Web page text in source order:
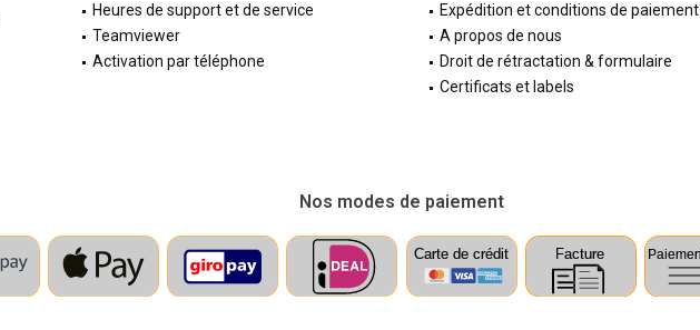
Heures de support et de service
Teamviewer
Activation par téléphone
Expédition et conditions de paiement
A propos de nous
Droit de rétractation & formulaire
Certificats et labels
Nos modes de paiement